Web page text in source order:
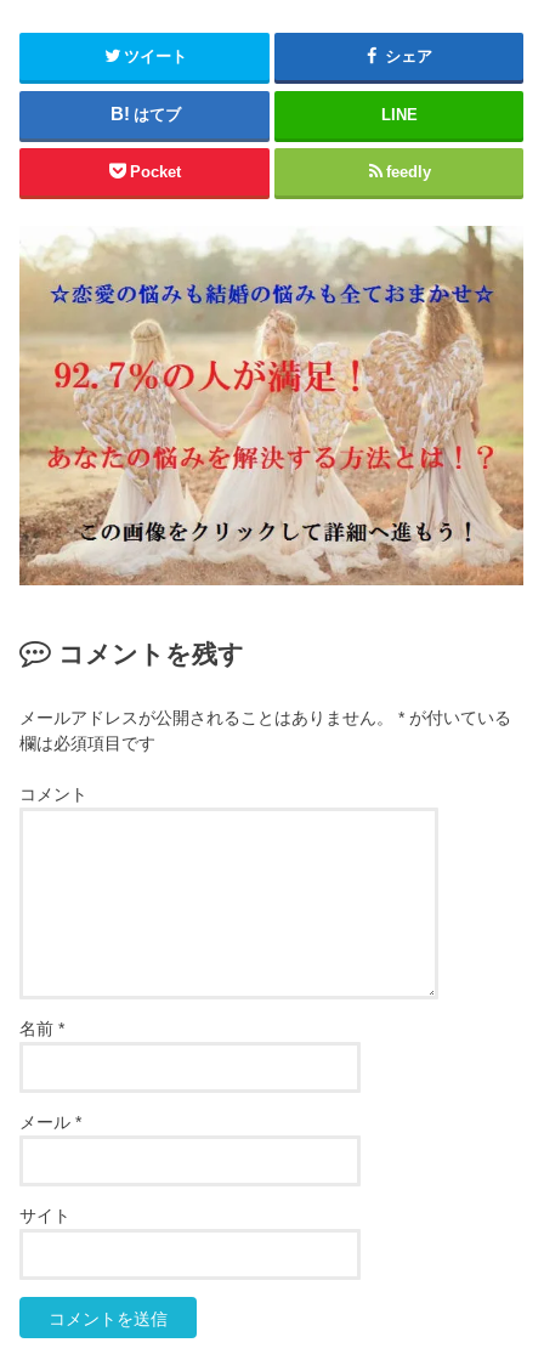
ツイート シェア
はてブ LINE
Pocket feedly
コメントを残す
メールアドレスが公開されることはありません。 * が付いている
欄は必須項目です
コメント
名前*
メール*
サイト